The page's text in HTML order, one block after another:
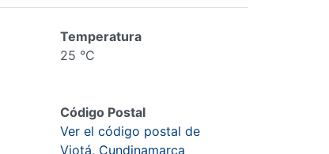
Temperatura
25 °C
Código Postal
Ver el código postal de
Viotá, Cundinamarca